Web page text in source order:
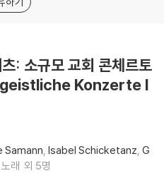
: 소규모 교회 콘체르토
Konzerte I
Samann Isabel Schicketanz G
노래 외 5명